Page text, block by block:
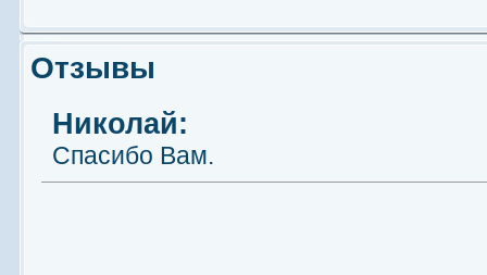
Отзывы
Николай:
Спасибо Вам.